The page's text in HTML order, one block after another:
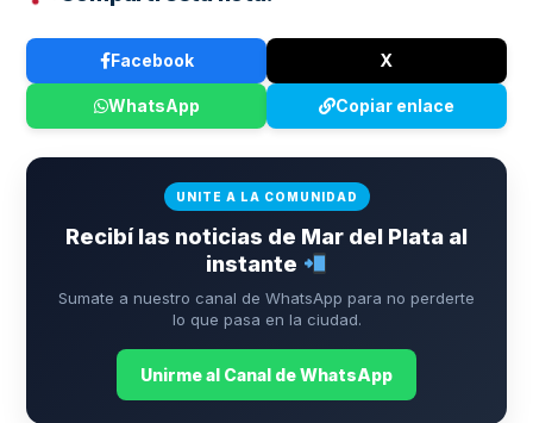
Facebook X
WhatsApp Copiar enlace
UNITE A LA COMUNIDAD
Recibí las noticias de Mar del Plata al
instante
Sumate a nuestro canal de WhatsApp para no perderte
lo que pasa en la ciudad.
Unirme al Canal de WhatsApp